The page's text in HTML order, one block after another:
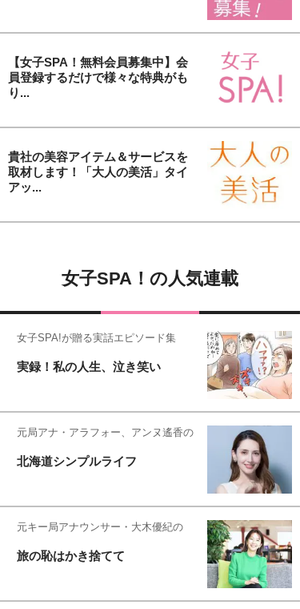
【女子SPA！無料会員募集中】会
員登録するだけで様々な特典がも
り...
貴社の美容アイテム＆サービスを
取材します！「大人の美活」タイ
アッ...
女子SPA！の人気連載
女子SPA!が贈る実話エピソード集
実録！私の人生、泣き笑い
元局アナ・アラフォー、アンヌ遙香の
北海道シンプルライフ
元キー局アナウンサー・大木優紀の
旅の恥はかき捨てて